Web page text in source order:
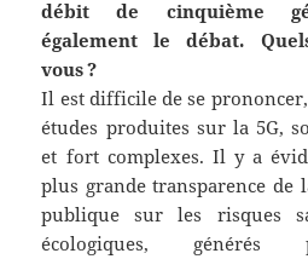
débit de cinquième
également le débat.
vous?
Il est difficile de se
études produites sur la 5G,
et fort complexes. Il y a
plus grande transparence de
publique sur les risques
écologiques,